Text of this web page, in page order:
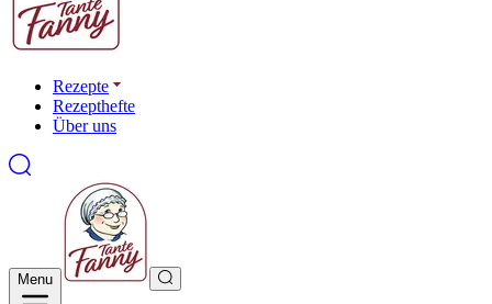
Rezepte
Rezepthefte
Über uns
Menu